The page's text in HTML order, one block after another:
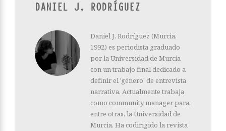
DANIEL J. RODRÍGUEZ
Daniel J. Rodríguez (Murcia,
1992) es periodista graduado
por la Universidad de Murcia
con un trabajo final dedicado a
definir el 'género' de entrevista
narrativa. Actualmente trabaja
como community manager para,
entre otras, la Universidad de
Murcia. Ha codirigido la revista